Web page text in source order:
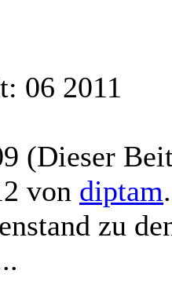
06 2011
(Dieser
von diptam
zu